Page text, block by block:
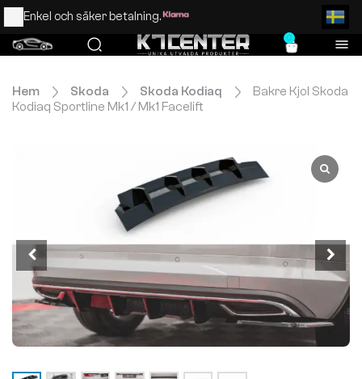
Enkel och säker betalning.
0
Hem Skoda Skoda Kodiaq
Bakre Kjol Skoda
Kodiaq Sportline Mk1 / Mk1 Facelift